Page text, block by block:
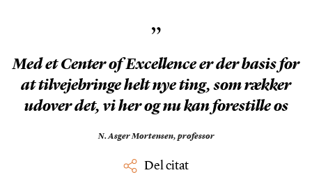
”
Med et Center of Excellence er der basis for
at tilvejebringe helt nye ting, som rækker
udover det, vi her og nu kan forestille os
N. Asger Mortensen, professor
Del citat